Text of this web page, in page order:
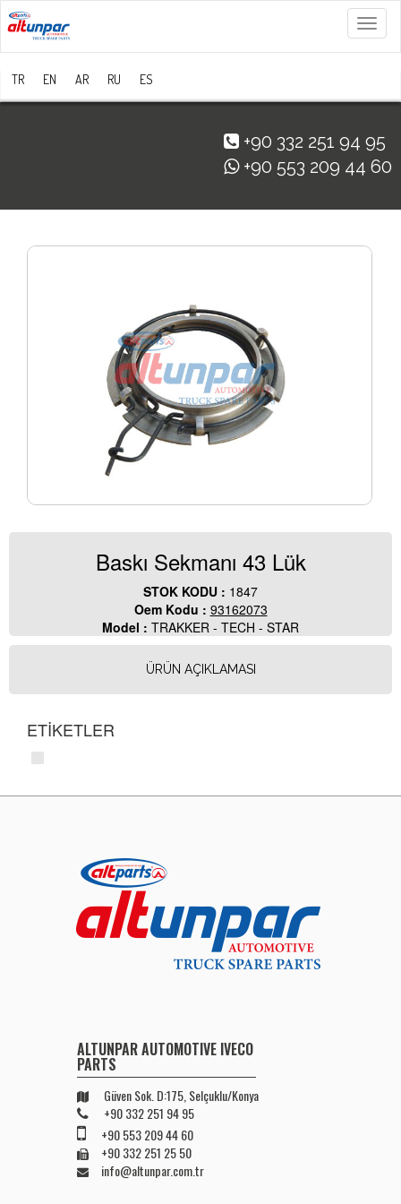
Menü
TR EN AR RU ES
+90 332 251 94 95
+90 553 209 44 60
Baskı Sekmanı 43 Lük
STOK KODU : 1847
Oem Kodu : 93162073
Model : TRAKKER - TECH - STAR
ÜRÜN AÇIKLAMASI
ETİKETLER
ALTUNPAR AUTOMOTIVE IVECO
PARTS
Güven Sok. D:175, Selçuklu/Konya
+90 332 251 94 95
+90 553 209 44 60
+90 332 251 25 50
info@altunpar.com.tr